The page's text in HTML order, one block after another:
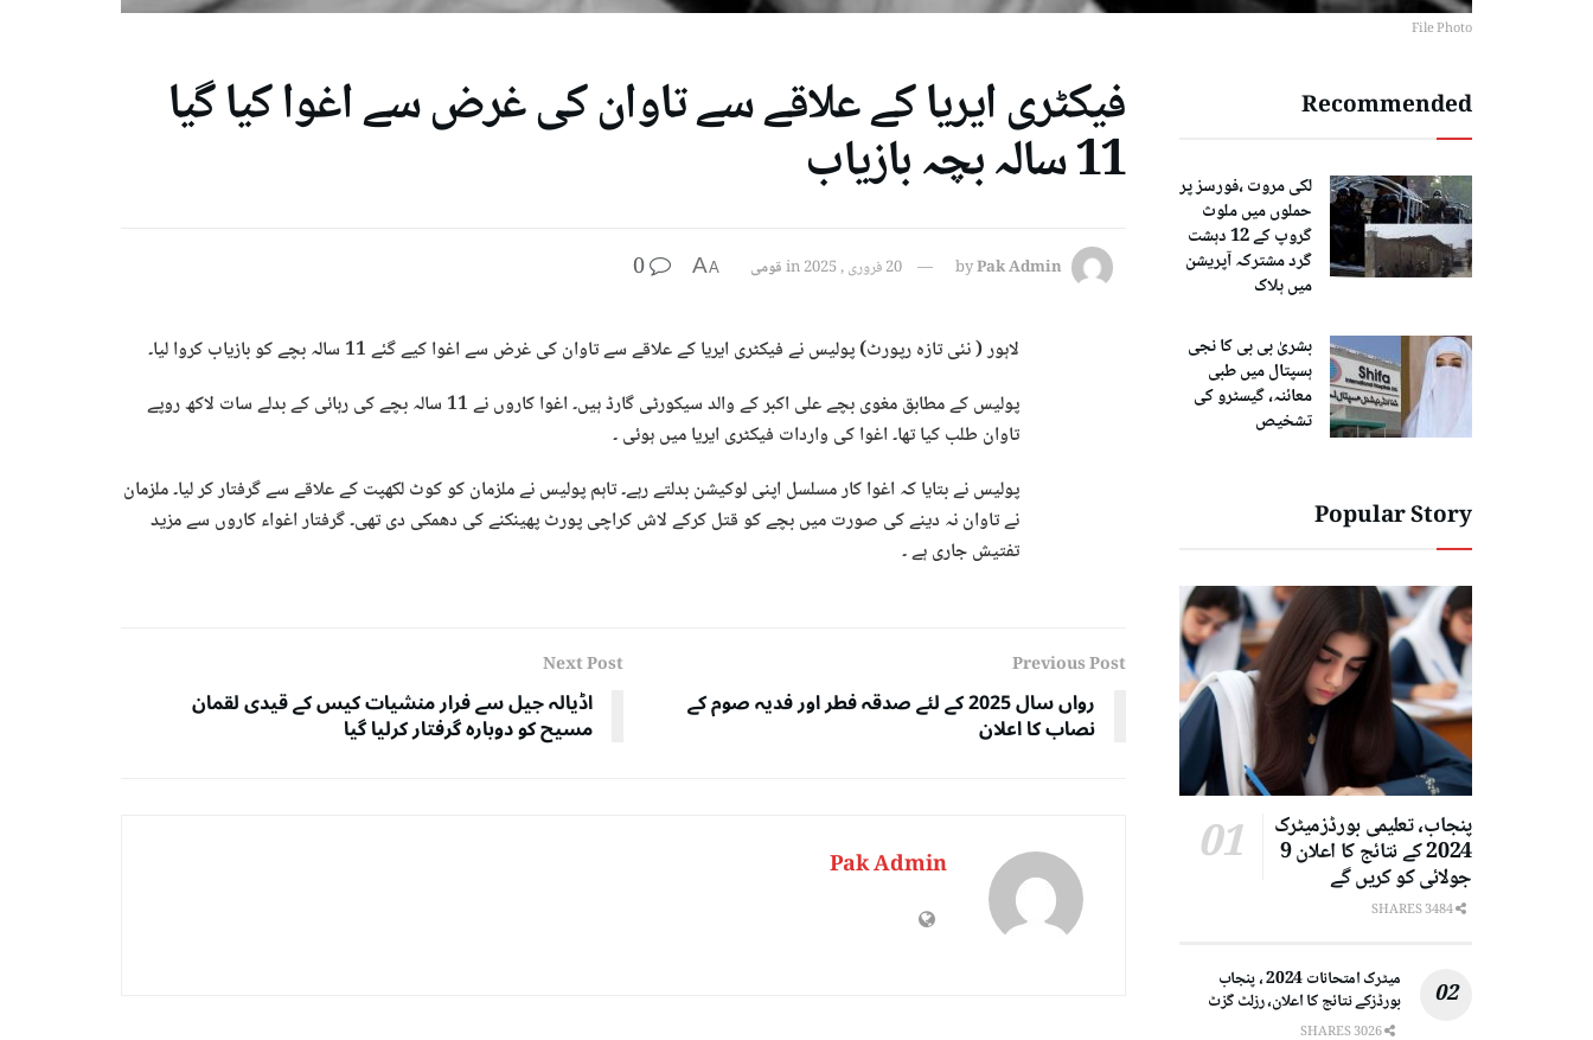
File Photo
فیکٹری ایریا کے علاقے سے تاوان کی غرض سے اغوا کیا گیا
11 سالہ بچہ بازیاب
byPak Admin 20 فروری , 2025 inقومی A
A
0
لاہور ( نئی تازہ رپورٹ) پولیس نے فیکٹری ایریا کے علاقے سے تاوان کی غرض سے اغوا کیے گئے 11 سالہ بچے کو بازیاب کروا لیا۔
پولیس کے مطابق مغوی بچے علی اکبر کے والد سیکورٹی گارڈ ہیں۔ اغوا کاروں نے 11 سالہ بچے کی رہائی کے بدلے سات لاکھ روپے
تاوان طلب کیا تھا۔ اغوا کی واردات فیکٹری ایریا میں ہوئی ۔
پولیس نے بتایا کہ اغوا کار مسلسل اپنی لوکیشن بدلتے رہے۔ تاہم پولیس نے ملزمان کو کوٹ لکھپت کے علاقے سے گرفتار کر لیا۔ ملزمان
نے تاوان نہ دینے کی صورت میں بچے کو قتل کرکے لاش کراچی پورٹ پھینکنے کی دھمکی دی تھی۔ گرفتار اغواء کاروں سے مزید
تفتیش جاری ہے ۔
Previous Post
رواں سال 2025 کے لئے صدقہ فطر اور فدیہ صوم کے
نصاب کا اعلان
Next Post
اڈیالہ جیل سے فرار منشیات کیس کے قیدی لقمان
مسیح کو دوبارہ گرفتار کرلیا گیا
Pak Admin
Recommended
لکی مروت ،فورسز پر
حملوں میں ملوث
گروپ کے 12 دہشت
گرد مشترکہ آپریشن
میں ہلاک
بشریٰ بی بی کا نجی
ہسپتال میں طبی
معائنہ، گیسٹرو کی
تشخیص
Popular Story
پنجاب، تعلیمی بورڈزمیٹرک
2024 کے نتائج کا اعلان 9
جولائی کو کریں گے
میٹرک امتحانات 2024 ، پنجاب
بورڈزکے نتائج کا اعلان، رزلٹ گزٹ